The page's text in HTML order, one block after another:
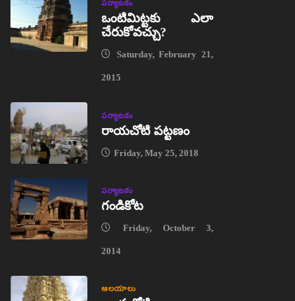
పర్యాటకం
ఒంటిమిట్టకు ఎలా
చేరుకోవచ్చు?
Saturday, February 21,
2015
పర్యాటకం
రాయచోటి పట్టణం
Friday, May 25, 2018
పర్యాటకం
గండికోట
Friday, October 3,
2014
ఆలయాలు